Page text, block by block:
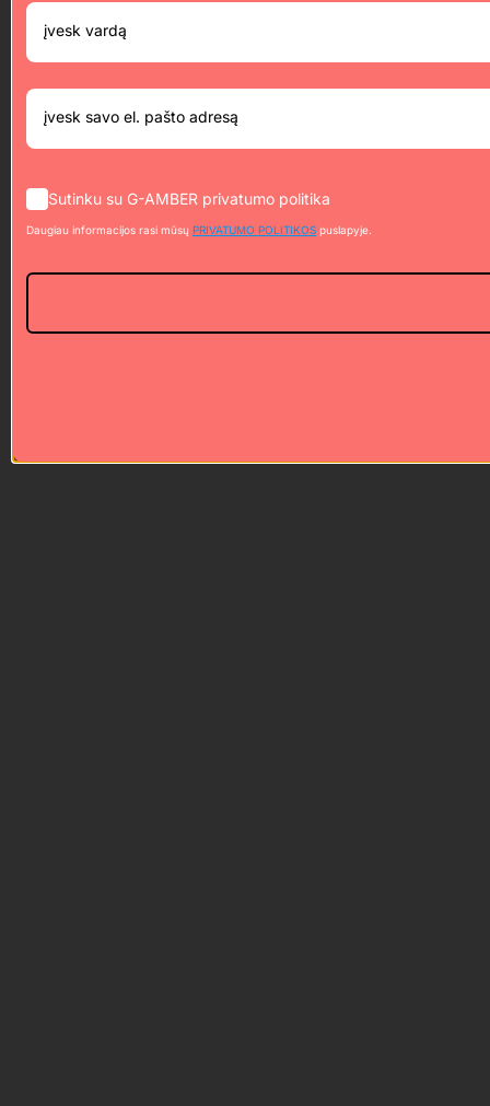
Sutinku su G-AMBER privatumo politika
Daugiau informacijos rasi mūsų PRIVATUMO POLITIKOS puslapyje.